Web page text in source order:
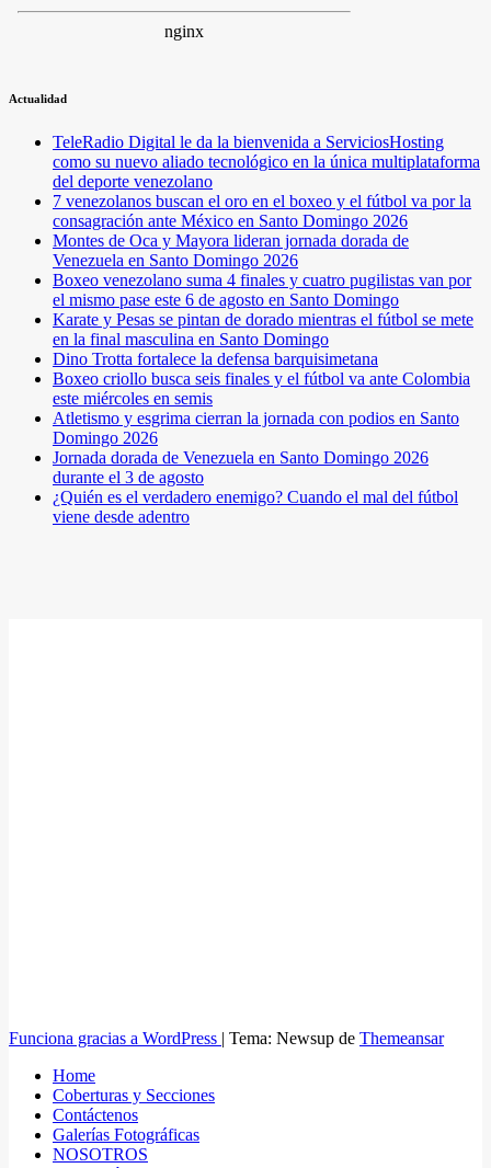
Actualidad
TeleRadio Digital le da la bienvenida a ServiciosHosting
como su nuevo aliado tecnológico en la única multiplataforma
del deporte venezolano
7 venezolanos buscan el oro en el boxeo y el fútbol va por la
consagración ante México en Santo Domingo 2026
Montes de Oca y Mayora lideran jornada dorada de
Venezuela en Santo Domingo 2026
Boxeo venezolano suma 4 finales y cuatro pugilistas van por
el mismo pase este 6 de agosto en Santo Domingo
Karate y Pesas se pintan de dorado mientras el fútbol se mete
en la final masculina en Santo Domingo
Dino Trotta fortalece la defensa barquisimetana
Boxeo criollo busca seis finales y el fútbol va ante Colombia
este miércoles en semis
Atletismo y esgrima cierran la jornada con podios en Santo
Domingo 2026
Jornada dorada de Venezuela en Santo Domingo 2026
durante el 3 de agosto
¿Quién es el verdadero enemigo? Cuando el mal del fútbol
viene desde adentro
Funciona gracias a WordPress | Tema: Newsup de Themeansar
Home
Coberturas y Secciones
Contáctenos
Galerías Fotográficas
NOSOTROS